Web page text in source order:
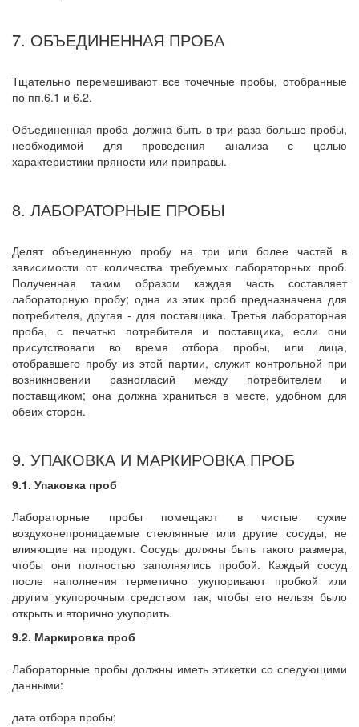
7. ОБЪЕДИНЕННАЯ ПРОБА
Тщательно перемешивают все точечные пробы, отобранные
по пп.6.1 и 6.2.
Объединенная проба должна быть в три раза больше пробы,
необходимой для проведения анализа с целью
характеристики пряности или приправы.
8. ЛАБОРАТОРНЫЕ ПРОБЫ
Делят объединенную пробу на три или более частей в
зависимости от количества требуемых лабораторных проб.
Полученная таким образом каждая часть составляет
лабораторную пробу; одна из этих проб предназначена для
потребителя, другая - для поставщика. Третья лабораторная
проба, с печатью потребителя и поставщика, если они
присутствовали во время отбора пробы, или лица,
отобравшего пробу из этой партии, служит контрольной при
возникновении разногласий между потребителем и
поставщиком; она должна храниться в месте, удобном для
обеих сторон.
9. УПАКОВКА И МАРКИРОВКА ПРОБ
9.1. Упаковка проб
Лабораторные пробы помещают в чистые сухие
воздухонепроницаемые стеклянные или другие сосуды, не
влияющие на продукт. Сосуды должны быть такого размера,
чтобы они полностью заполнялись пробой. Каждый сосуд
после наполнения герметично укупоривают пробкой или
другим укупорочным средством так, чтобы его нельзя было
открыть и вторично укупорить.
9.2. Маркировка проб
Лабораторные пробы должны иметь этикетки со следующими
данными:
дата отбора пробы;